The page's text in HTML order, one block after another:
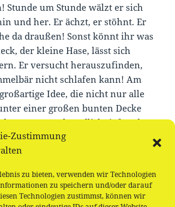
Zustimmung
zu bieten, verwenden wir Technologien
zu speichern und/oder darauf
Technologien zustimmst, können wir
Stunde um Stunde wälzt er sich
und her. Er ächzt, er stöhnt. Er
da draußen! Sonst könnt ihr was
der kleine Hase, lässt sich
Er versucht herauszufinden,
nicht schlafen kann! Am
Idee, die nicht nur alle
einer großen bunten Decke
Bären auch endlich tief und
lässt …
geschmaust